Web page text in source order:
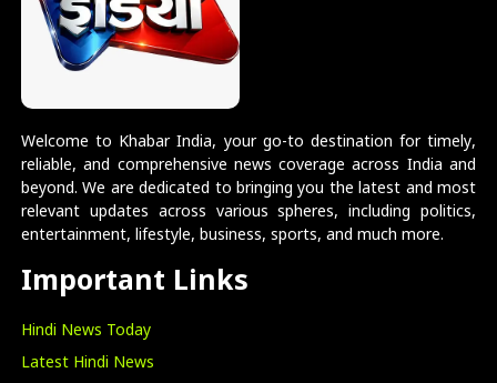
Welcome to Khabar India, your go-to destination for timely,
reliable, and comprehensive news coverage across India and
beyond. We are dedicated to bringing you the latest and most
relevant updates across various spheres, including politics,
entertainment, lifestyle, business, sports, and much more.
Important Links
Hindi News Today
Latest Hindi News